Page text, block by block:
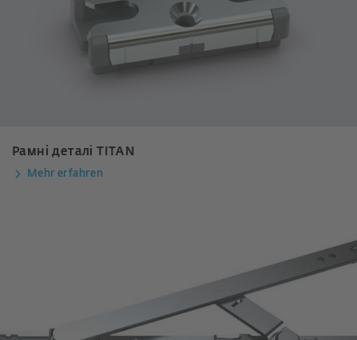
Рамні деталі TITAN
Mehr erfahren